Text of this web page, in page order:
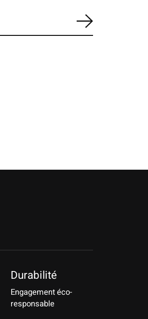
S'abonner
Durabilité
Engagement éco-
responsable